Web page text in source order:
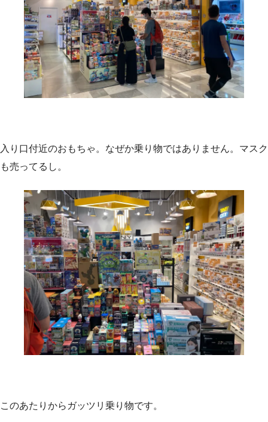
入り口付近のおもちゃ。なぜか乗り物ではありません。マスク
も売ってるし。
このあたりからガッツリ乗り物です。